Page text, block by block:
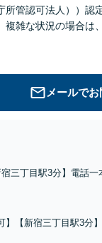
所管認可法人））認
雑な状況の場合は
メールで
三丁目駅3分】電話一
い【休日・夜間相談可
】【新宿三丁目駅3分